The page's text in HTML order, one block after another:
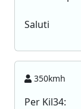
Saluti
350kmh
Per Kil34: